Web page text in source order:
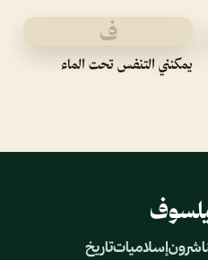
ف
يمكنني التنفس تحت الماء
إسلامياتتاريخ